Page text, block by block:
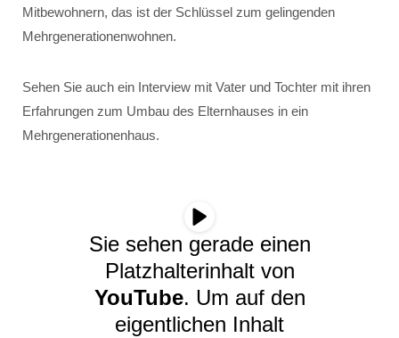
Mitbewohnern, das ist der Schlüssel zum gelingenden
Mehrgenerationenwohnen.
Sehen Sie auch ein Interview mit Vater und Tochter mit ihren
Erfahrungen zum Umbau des Elternhauses in ein
Mehrgenerationenhaus.
Sie sehen gerade einen
Platzhalterinhalt von
YouTube. Um auf den
eigentlichen Inhalt